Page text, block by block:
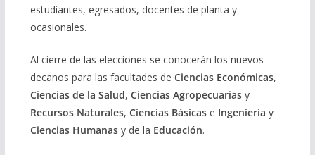
estudiantes, egresados, docentes de planta y
ocasionales.
Al cierre de las elecciones se conocerán los nuevos
decanos para las facultades de Ciencias Económicas,
Ciencias de la Salud, Ciencias Agropecuariasy
Recursos Naturales, Ciencias Básicase Ingeniería y
Ciencias Humanasy de la Educación.